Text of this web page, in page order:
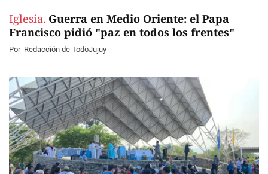
Iglesia. Guerra en Medio Oriente: el Papa
Francisco pidió "paz en todos los frentes"
Por Redacción de TodoJujuy